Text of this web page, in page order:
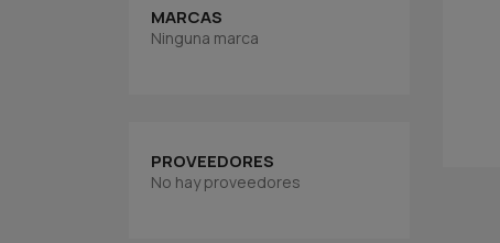
MARCAS
Ninguna marca
PROVEEDORES
No hay proveedores